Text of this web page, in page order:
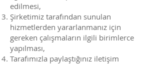
edilmesi,
Şirketimiz tarafından sunulan
hizmetlerden yararlanmanız için
gereken çalışmaların ilgili birimlerce
yapılması,
Tarafımızla paylaştığınız iletişim